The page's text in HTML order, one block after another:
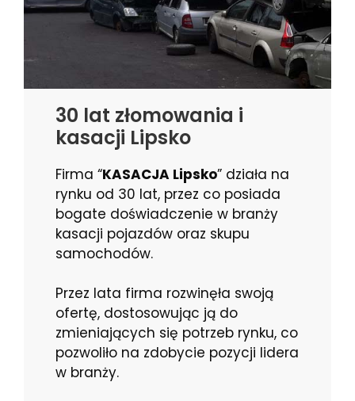
30 lat złomowania i
kasacji Lipsko
Firma “KASACJA Lipsko” działa na
rynku od 30 lat, przez co posiada
bogate doświadczenie w branży
kasacji pojazdów oraz skupu
samochodów.
Przez lata firma rozwinęła swoją
ofertę, dostosowując ją do
zmieniających się potrzeb rynku, co
pozwoliło na zdobycie pozycji lidera
w branży.